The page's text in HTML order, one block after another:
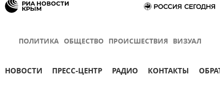
ПОЛИТИКА ОБЩЕСТВО ПРОИСШЕСТВИЯ ВИЗУАЛ
НОВОСТИ ПРЕСС-ЦЕНТР РАДИО КОНТАКТЫ